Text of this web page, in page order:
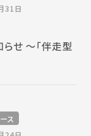
31日
せ 〜「伴走型
ス